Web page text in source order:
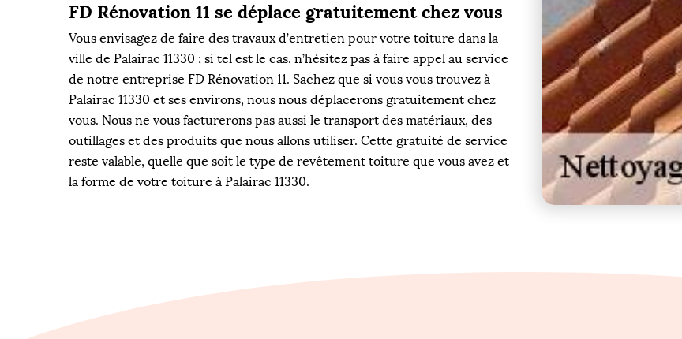
FD Rénovation 11 se déplace gratuitement chez vous
Vous envisagez de faire des travaux d’entretien pour votre toiture dans la
ville de Palairac 11330 ; si tel est le cas, n’hésitez pas à faire appel au service
de notre entreprise FD Rénovation 11. Sachez que si vous vous trouvez à
Palairac 11330 et ses environs, nous nous déplacerons gratuitement chez
vous. Nous ne vous facturerons pas aussi le transport des matériaux, des
outillages et des produits que nous allons utiliser. Cette gratuité de service
reste valable, quelle que soit le type de revêtement toiture que vous avez et
la forme de votre toiture à Palairac 11330.